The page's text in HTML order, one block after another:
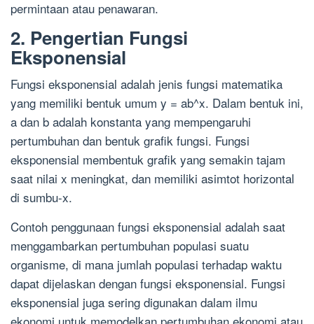
permintaan atau penawaran.
2. Pengertian Fungsi
Eksponensial
Fungsi eksponensial adalah jenis fungsi matematika
yang memiliki bentuk umum y = ab^x. Dalam bentuk ini,
a dan b adalah konstanta yang mempengaruhi
pertumbuhan dan bentuk grafik fungsi. Fungsi
eksponensial membentuk grafik yang semakin tajam
saat nilai x meningkat, dan memiliki asimtot horizontal
di sumbu-x.
Contoh penggunaan fungsi eksponensial adalah saat
menggambarkan pertumbuhan populasi suatu
organisme, di mana jumlah populasi terhadap waktu
dapat dijelaskan dengan fungsi eksponensial. Fungsi
eksponensial juga sering digunakan dalam ilmu